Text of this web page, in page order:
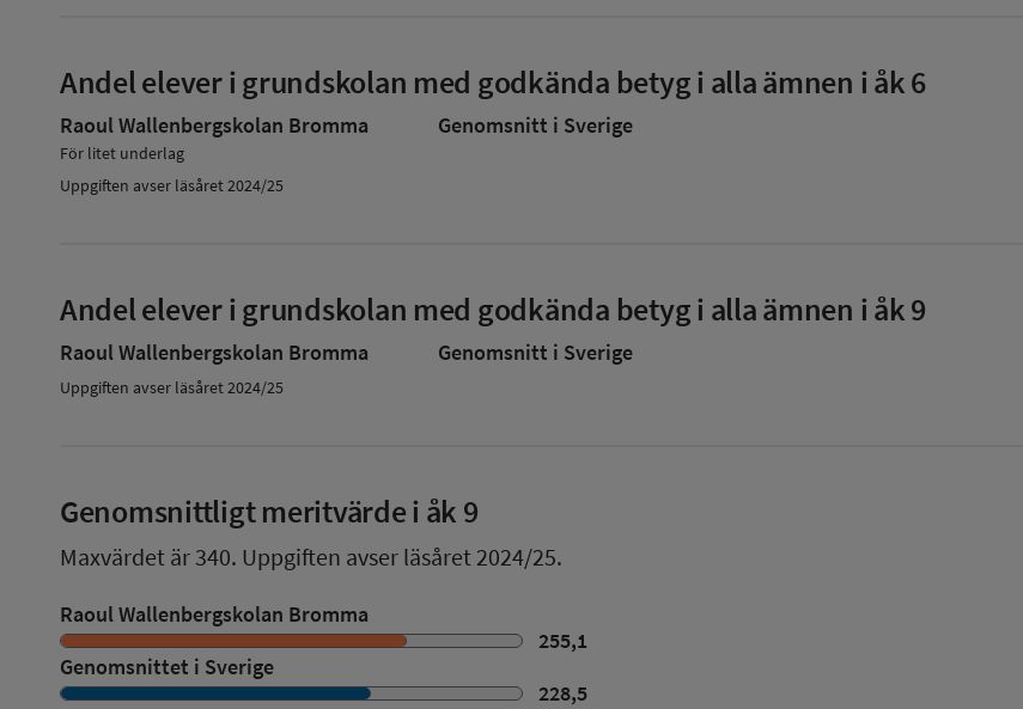
Andel elever i grundskolan med godkända betyg i alla ämnen i åk 6
Raoul Wallenbergskolan Bromma
För litet underlag
Genomsnitt i Sverige
Uppgiften avser läsåret 2024/25
Andel elever i grundskolan med godkända betyg i alla ämnen i åk 9
Raoul Wallenbergskolan Bromma Genomsnitt i Sverige
Uppgiften avser läsåret 2024/25
Genomsnittligt meritvärde i åk 9
Maxvärdet är 340. Uppgiften avser läsåret 2024/25.
Raoul Wallenbergskolan Bromma
255,1
Genomsnittet i Sverige
228,5